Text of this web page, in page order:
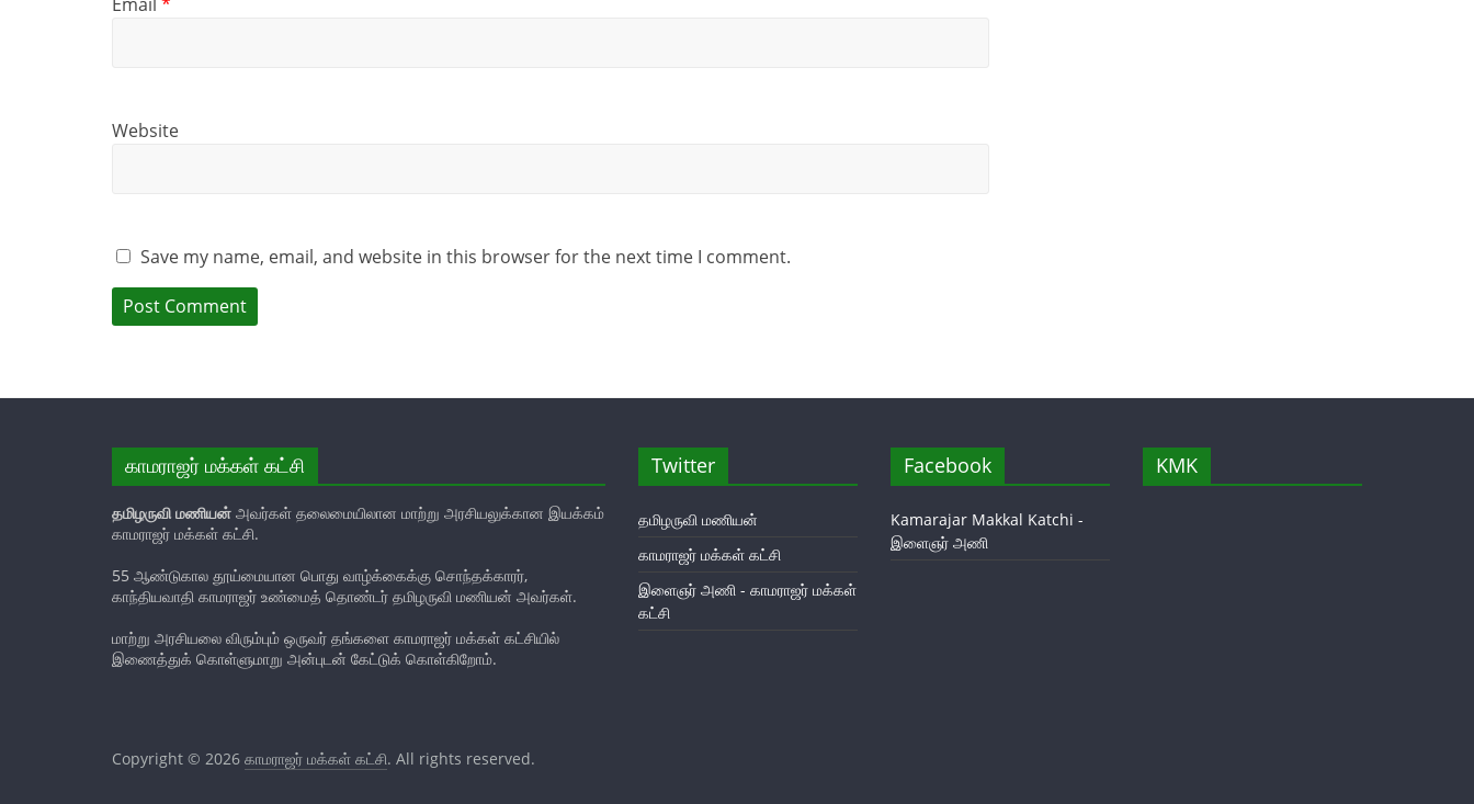
Website
Save my name, email, and website in this browser for the next time I comment.
காமராஜர் மக்கள் கட்சி
தமிழருவி மணியன் அவர்கள் தலைமையிலான மாற்று அரசியலுக்கான இயக்கம்
காமராஜர் மக்கள் கட்சி.
55 ஆண்டுகால தூய்மையான பொது வாழ்க்கைக்கு சொந்தக்காரர்,
காந்தியவாதி காமராஜர் உண்மைத் தொண்டர் தமிழருவி மணியன் அவர்கள்.
மாற்று அரசியலை விரும்பும் ஒருவர் தங்களை காமராஜர் மக்கள் கட்சியில்
இணைத்துக் கொள்ளுமாறு அன்புடன் கேட்டுக் கொள்கிறோம்.
Twitter
தமிழருவி மணியன்
காமராஜர் மக்கள் கட்சி
இளைஞர் அணி - காமராஜர் மக்கள்
கட்சி
Facebook
Kamarajar Makkal Katchi -
இளைஞர் அணி
KMK
Copyright © 2026 காமராஜர் மக்கள் கட்சி. All rights reserved.